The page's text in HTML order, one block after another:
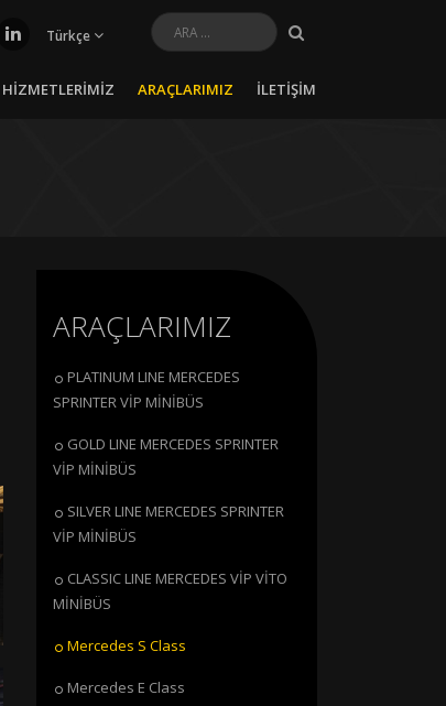
HİZMETLERİMİZ ARAÇLARIMIZ İLETİŞİM
Türkçe
ARAÇLARIMIZ
PLATINUM LINE MERCEDES
SPRINTER VİP MİNİBÜS
GOLD LINE MERCEDES SPRINTER
VİP MİNİBÜS
SILVER LINE MERCEDES SPRINTER
VİP MİNİBÜS
CLASSIC LINE MERCEDES VİP VİTO
MİNİBÜS
Mercedes S Class
Mercedes E Class